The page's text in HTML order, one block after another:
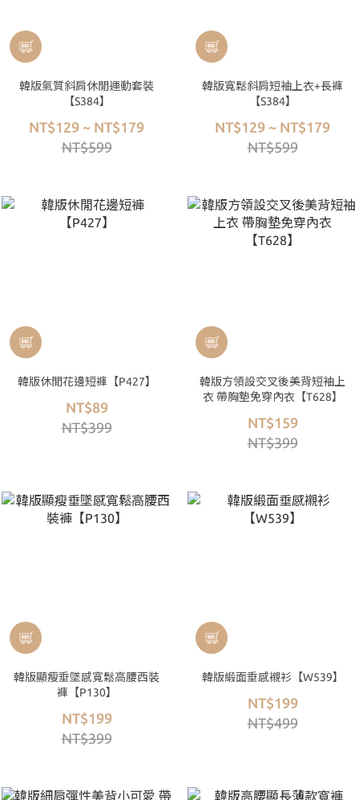
韓版氣質斜肩休閒運動套裝
【S384】
NT$129 ~ NT$179
NT$599
韓版寬鬆斜肩短袖上衣+長褲
【S384】
NT$129 ~ NT$179
NT$599
韓版休閒花邊短褲【P427】
NT$89
NT$399
韓版方領設交叉後美背短袖上
衣 帶胸墊免穿內衣【T628】
NT$159
NT$399
韓版顯瘦垂墜感寬鬆高腰西裝
褲【P130】
NT$199
NT$399
韓版緞面垂感襯衫【W539】
NT$199
NT$499